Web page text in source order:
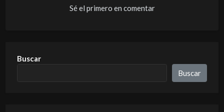
Sé el primero en comentar
Buscar
Buscar